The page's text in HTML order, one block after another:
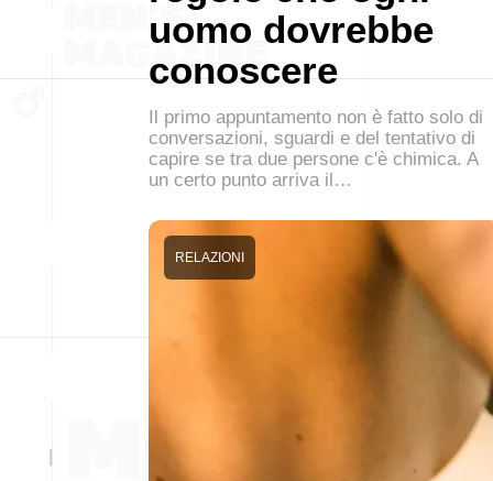
uomo dovrebbe
conoscere
Il primo appuntamento non è fatto solo di
conversazioni, sguardi e del tentativo di
capire se tra due persone c'è chimica. A
un certo punto arriva il…
RELAZIONI